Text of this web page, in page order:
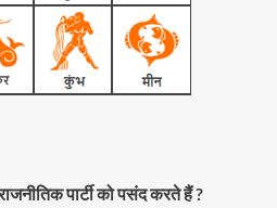
पार्टी को पसंद करते हैं ?